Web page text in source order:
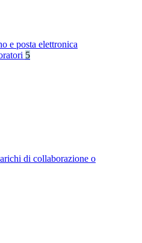
e posta elettronica
5
di collaborazione o